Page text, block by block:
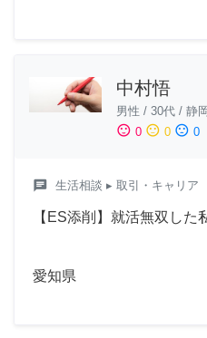
中村悟
男性 / 30代 / 静
sentiment_satisfied 0 sentiment_neutral 0 sentiment_dissatisfied 0
chat 生活相談 ▸ 取引・キャリア
【ES添削】就活無双し
愛知県